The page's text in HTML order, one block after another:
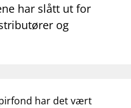
har slått ut for
og
har det vært